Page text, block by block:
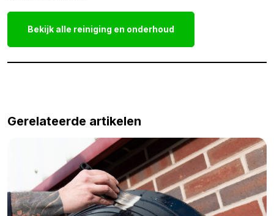
Bekijk alle reiniging en onderhoud
Gerelateerde artikelen